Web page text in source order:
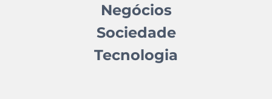
Negócios
Sociedade
Tecnologia